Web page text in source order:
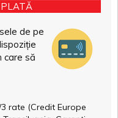
de pe
care să
rate (Credit Europe